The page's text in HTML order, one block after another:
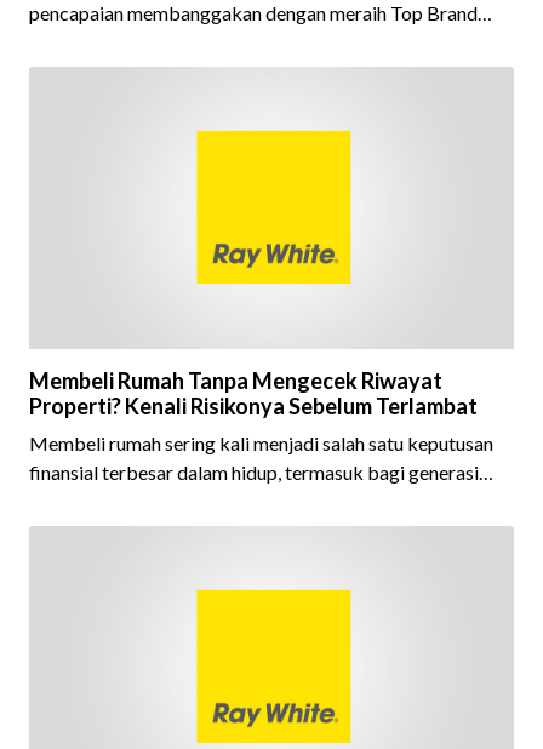
pencapaian membanggakan dengan meraih Top Brand
ini menjadi semakin istimewa karena Ray White Indonesia
tahun berturut-turut, sebuah bukti nyata atas konsistensi,
Membeli Rumah Tanpa Mengecek Riwayat
Properti? Kenali Risikonya Sebelum Terlambat
Membeli rumah sering kali menjadi salah satu keputusan
finansial terbesar dalam hidup, termasuk bagi generasi
kepemilikan hunian maupun investasi properti. Namun
fokus pada harga atau lokasi tanpa memperhatikan